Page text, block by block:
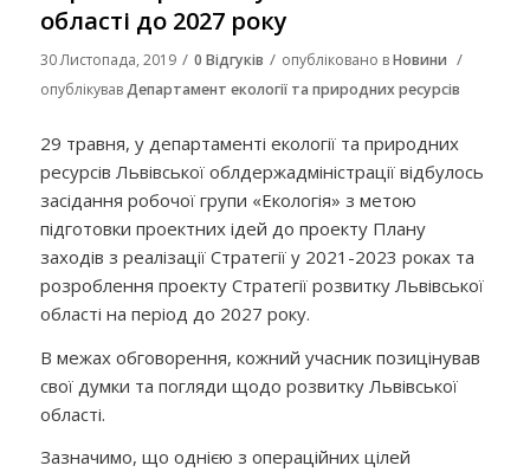
області до 2027 року
30 Листопада, 2019 / 0 Відгуків / опубліковано вНовини /
опублікувавДепартамент екології та природних ресурсів
29 травня, у департаменті екології та природних
ресурсів Львівської облдержадміністрації відбулось
засідання робочої групи «Екологія» з метою
підготовки проектних ідей до проекту Плану
заходів з реалізації Стратегії у 2021-2023 роках та
розроблення проекту Стратегії розвитку Львівської
області на період до 2027 року.
В межах обговорення, кожний учасник позицінував
свої думки та погляди щодо розвитку Львівської
області.
Зазначимо, що однією з операційних цілей